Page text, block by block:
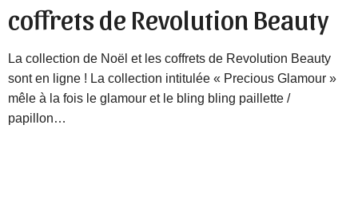
coffrets de Revolution Beauty
La collection de Noël et les coffrets de Revolution Beauty
sont en ligne ! La collection intitulée « Precious Glamour »
mêle à la fois le glamour et le bling bling paillette /
papillon…